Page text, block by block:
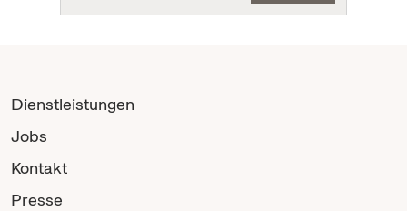
Dienstleistungen
Jobs
Kontakt
Presse